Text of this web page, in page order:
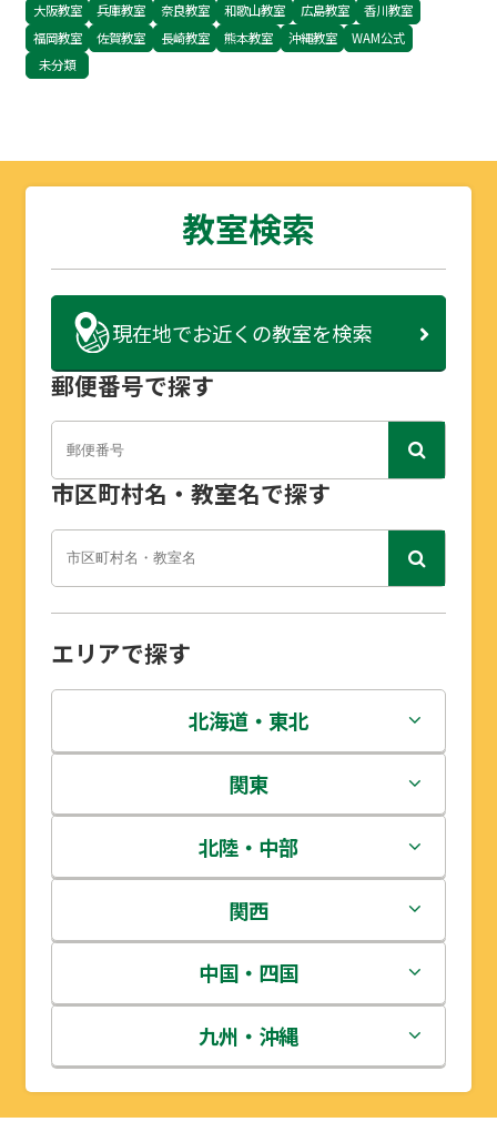
大阪教室
兵庫教室 奈良教室 和歌山教室 広島教室
香川教室
福岡教室
佐賀教室 長崎教室 熊本教室 沖縄教室
WAM公式
未分類
教室検索
現在地でお近くの教室を検索
郵便番号で探す
市区町村名・教室名で探す
エリアで探す
北海道・東北
北海道
青森県
岩手県
宮城県
秋田県
山形県
関東
茨城県
栃木県
群馬県
埼玉県
千葉県
北陸・中部
新潟県
富山県
石川県
福井県
関西
三重県
滋賀県
京都府
中国・四国
鳥取県
島根県
九州・沖縄
福岡県